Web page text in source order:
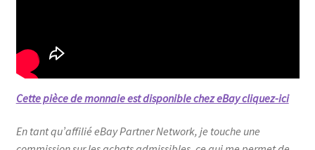
Cette pièce de monnaie est disponible chez eBay cliquez-ici
En tant qu’affilié eBay Partner Network, je touche une